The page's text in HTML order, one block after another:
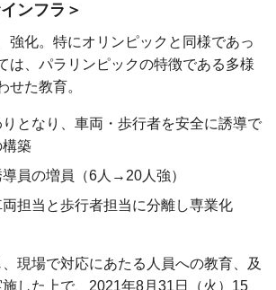
ンフラ
強化。特にオリンピックと同様であっ
は、パラリンピックの特徴である多様
せた教育。
となり、 車両・ 歩行者を安全に誘導で
構築
員の増員
（6人→20人強）
担当と歩行者担当に分離し専業化
、現場で対応にあたる人員への教育、及
した上で、2021年8月31日（火）15